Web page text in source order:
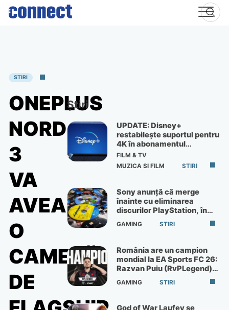
Skip
STIRI
ONEPLUS
NORD
3
VA
AVEA
O
CAMERĂ
DE
Știri
UPDATE: Disney+
restabilește suportul pentru
4K în abonamentul
Premium
FILM & TV
MUZICA SI FILM
STIRI
Sony anunță că merge
înainte cu eliminarea
discurilor PlayStation, în
ciuda protestelor
GAMING STIRI
România are un campion
mondial la EA Sports FC 26:
Razvan Puiu (RvPLegend)
câștigă turneul de la Paris
GAMING STIRI
God of War Laufey se